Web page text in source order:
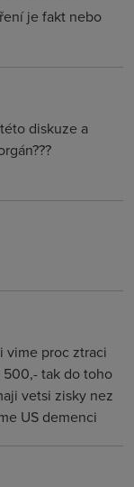
je fakt nebo
diskuze a
vime proc ztraci
500,- tak do toho
vetsi zisky nez
US demenci